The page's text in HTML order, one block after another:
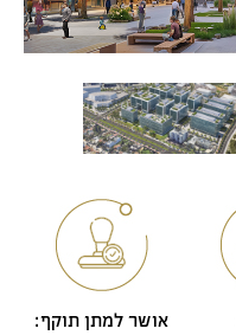
אושר למתן תוקף: